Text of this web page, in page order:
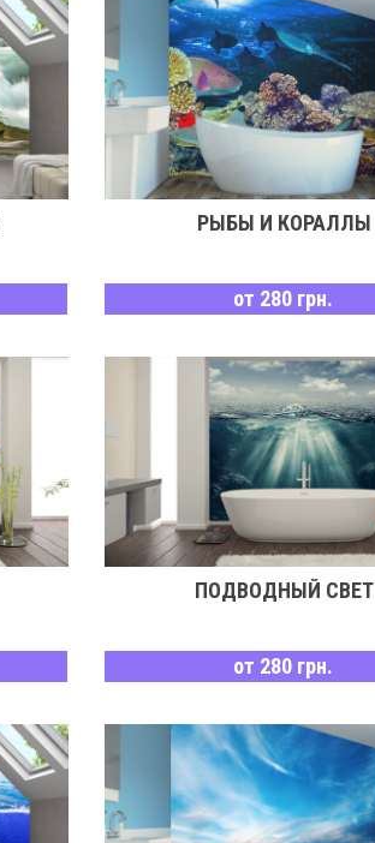
РЫБЫ И КОРАЛЛЫ
от 280 грн.
ПОДВОДНЫЙ СВЕТ
от 280 грн.